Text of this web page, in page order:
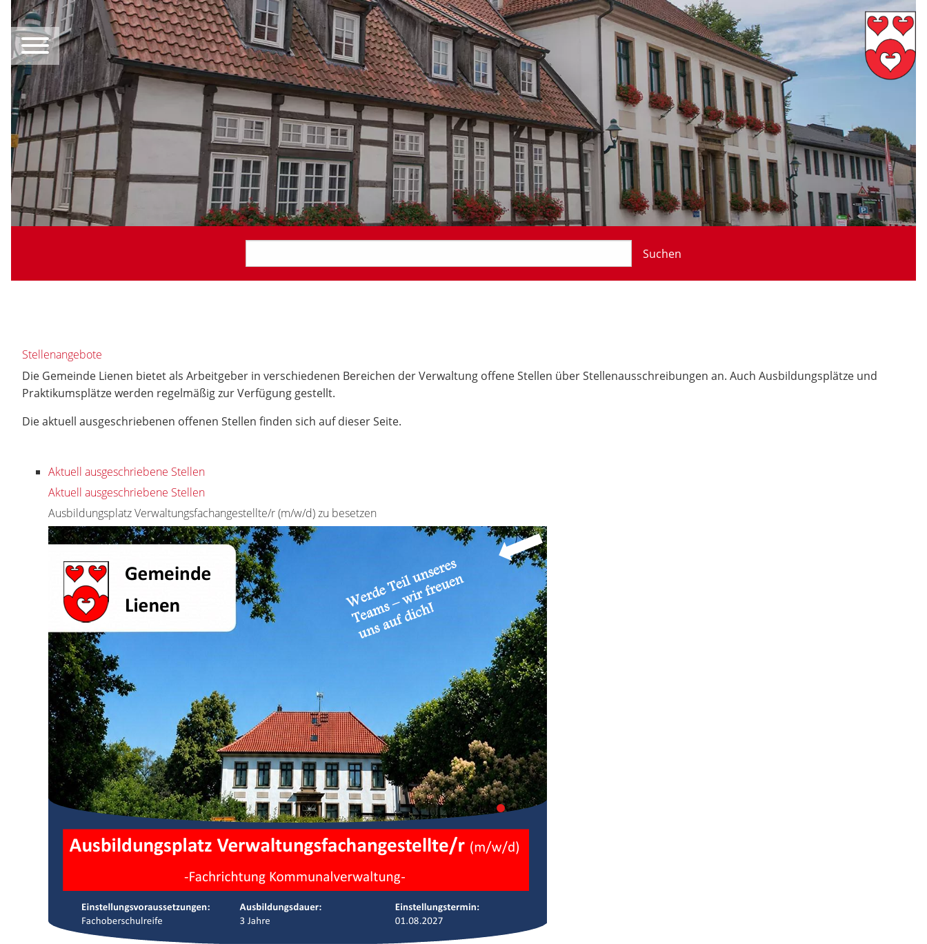
Suchen
Stellenangebote
Die Gemeinde Lienen bietet als Arbeitgeber in verschiedenen Bereichen der Verwaltung offene Stellen über Stellenausschreibungen an. Auch Ausbildungsplätze und
Praktikumsplätze werden regelmäßig zur Verfügung gestellt.
Die aktuell ausgeschriebenen offenen Stellen finden sich auf dieser Seite.
Aktuell ausgeschriebene Stellen
Aktuell ausgeschriebene Stellen
Ausbildungsplatz Verwaltungsfachangestellte/r (m/w/d) zu besetzen